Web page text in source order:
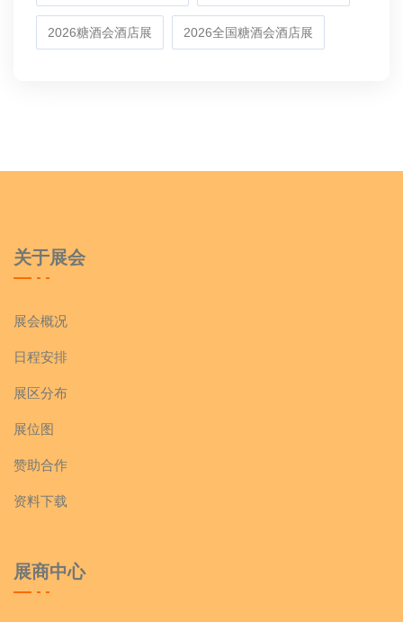
2026糖酒会酒店展 2026全国糖酒会酒店展
关于展会
展会概况
日程安排
展区分布
展位图
赞助合作
资料下载
展商中心